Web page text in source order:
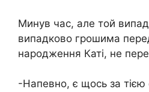
Минув час, але той
випадково грошима
народження Каті, не
-Напевно, є щось за